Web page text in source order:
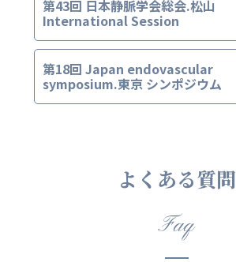
第43回 日本静脈学会総会.松山
International Session
第18回 Japan endovascular
symposium.東京 シンポジウム
よくある質問
Faq